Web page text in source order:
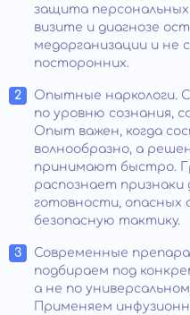
защита
визите и диагнозе
медорганизации и не
посторонних.
Опытные наркологи.
по уровню сознания,
Опыт важен, когда
волнообразно, а
принимают быстро.
распознает признаки
готовности,
безопасную тактику.
Современные
подбираем под
а не по
Применяем